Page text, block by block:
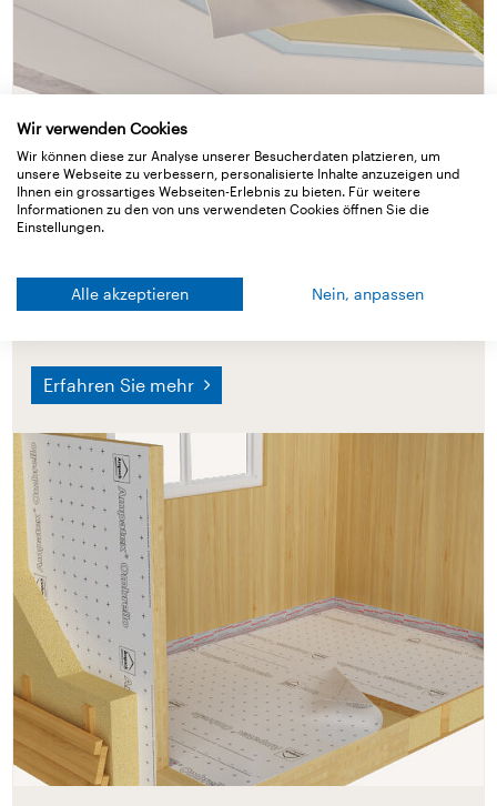
Lärmschutz
Warum Lärmschutz?
Ganz objektiv betrachtet, schadet Lärm der
Erfahren Sie mehr
Wir verwenden Cookies
Wir können diese zur Analyse unserer Besucherdaten platzieren, um
unsere Webseite zu verbessern, personalisierte Inhalte anzuzeigen und
Ihnen ein grossartiges Webseiten-Erlebnis zu bieten. Für weitere
Informationen zu den von uns verwendeten Cookies öffnen Sie die
Einstellungen.
Alle akzeptieren Nein, anpassen